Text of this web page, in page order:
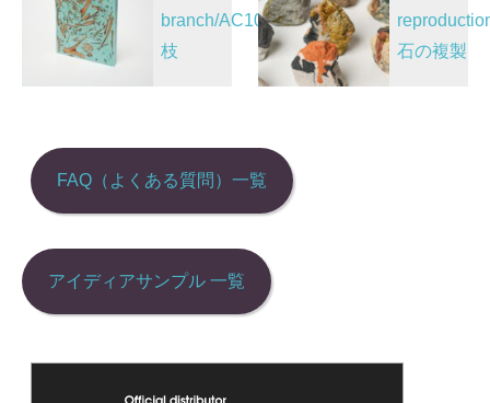
ビ
ー
シ
ョ
ン
branch/AC100+小
枝
石の複製
FAQ（よくある質問）一覧
アイディアサンプル 一覧